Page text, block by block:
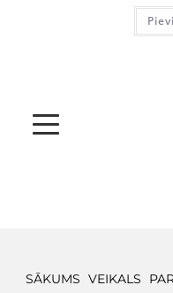
SĀKUMS VEIKALS